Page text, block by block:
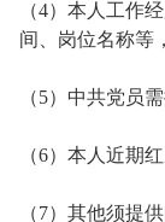
（4）本人工作
间、岗位名称等
（5）中共党员
（6）本人近期
（7）其他须提